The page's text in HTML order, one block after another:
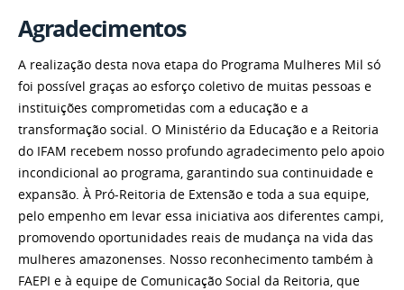
Agradecimentos
A realização desta nova etapa do Programa Mulheres Mil só
foi possível graças ao esforço coletivo de muitas pessoas e
instituições comprometidas com a educação e a
transformação social. O Ministério da Educação e a Reitoria
do IFAM recebem nosso profundo agradecimento pelo apoio
incondicional ao programa, garantindo sua continuidade e
expansão. À Pró-Reitoria de Extensão e toda a sua equipe,
pelo empenho em levar essa iniciativa aos diferentes campi,
promovendo oportunidades reais de mudança na vida das
mulheres amazonenses. Nosso reconhecimento também à
FAEPI e à equipe de Comunicação Social da Reitoria, que